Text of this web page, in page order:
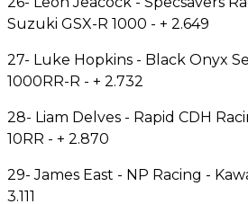
Suzuki GSX-R 1000 - + 2.649
27- Luke Hopkins - Black Onyx
1000RR-R - + 2.732
28- Liam Delves - Rapid CDH
10RR - + 2.870
29- James East - NP Racing -
3.111